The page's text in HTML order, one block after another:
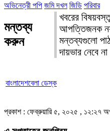
অভিনেত্রী পপি জমি দখল জিডি পরিবার
মন্তব্য
করুন
খবরের
আপত্তিজনক
মন্তব্যগুলো
দায়ভার নেবে
বাংলাদেশবেলা ডেস্ক
প্রকাশ : ফেব্রুয়ারি ৫, ২০২৫ , ১২:২৭